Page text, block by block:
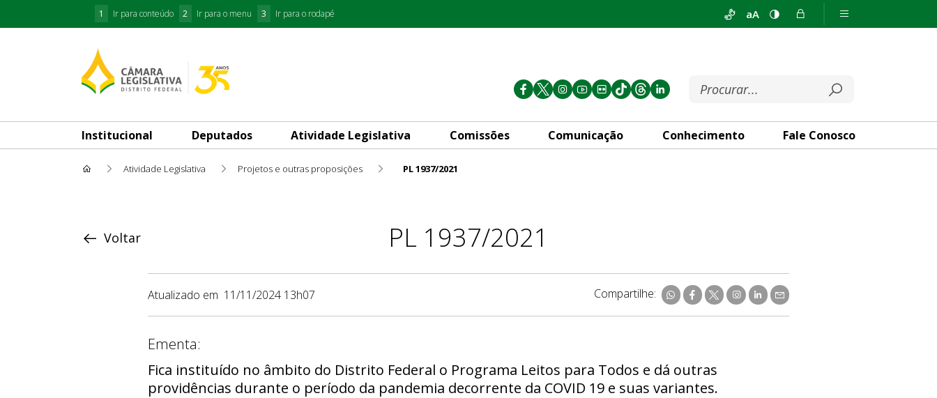
1 Ir para conteúdo 2 Ir para o menu 3 Ir para o rodapé aA
Institucional Deputados Atividade Legislativa Comissões Comunicação Conhecimento Fale Conosco
Atividade Legislativa Projetos e outras proposições PL 1937/2021
PL 1937/2021
Voltar
Atualizado em 11/11/2024 13h07 Compartilhe:
Ementa:
Fica instituído no âmbito do Distrito Federal o Programa Leitos para Todos e dá outras
providências durante o período da pandemia decorrente da COVID 19 e suas variantes.